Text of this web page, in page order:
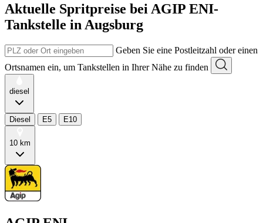
Aktuelle Spritpreise bei AGIP ENI-
Tankstelle in Augsburg
Geben Sie eine Postleitzahl oder einen
Ortsnamen ein, um Tankstellen in Ihrer Nähe zu finden
diesel
Diesel E5 E10
10 km